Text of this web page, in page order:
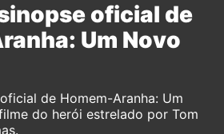
oficial de
Um Novo
de Homem-Aranha: Um
do herói estrelado por Tom